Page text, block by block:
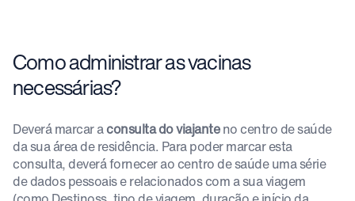
Como administrar as vacinas
necessárias?
Deverá marcar aconsulta do viajanteno centro de saúde
da sua área de residência. Para poder marcar esta
consulta, deverá fornecer ao centro de saúde uma série
de dados pessoais e relacionados com a sua viagem